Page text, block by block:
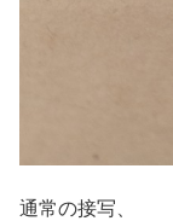
通常の接写、